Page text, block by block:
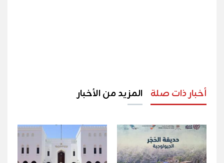
أخبار ذات صلة المزيد من الأخبار